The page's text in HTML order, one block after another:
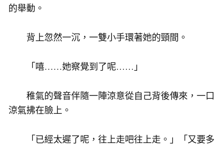
的舉動。
背上忽然一沉，一雙小手環著她的頸間。
「嘻……她察覺到了呢……」
稚氣的聲音伴隨一陣涼意從自己背後傳來，一口
涼氣拂在臉上。
「已經太遲了呢，往上走吧往上走。」「又要多